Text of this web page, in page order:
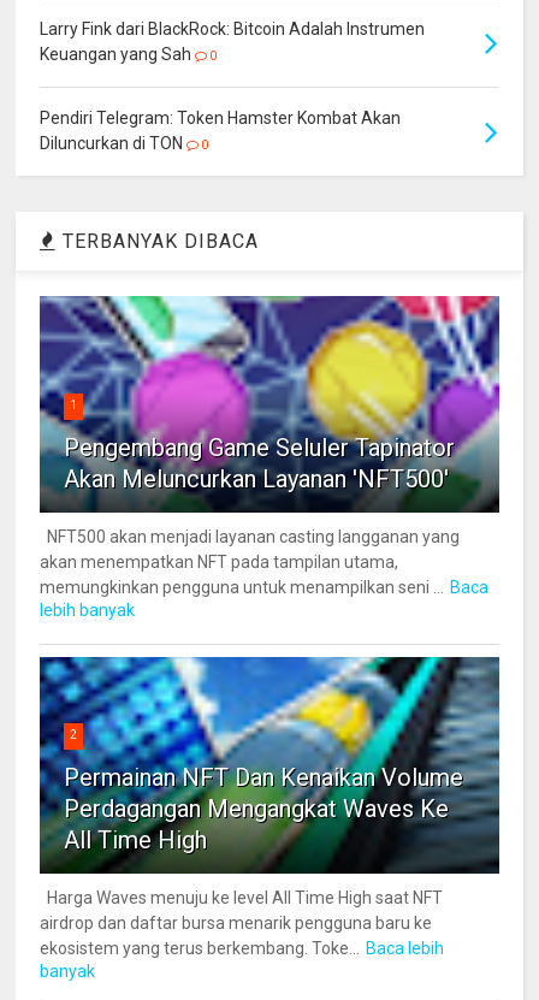
Larry Fink dari BlackRock: Bitcoin Adalah Instrumen
Keuangan yang Sah
0
Pendiri Telegram: Token Hamster Kombat Akan
Diluncurkan di TON
0
TERBANYAK DIBACA
1
Pengembang Game Seluler Tapinator
Akan Meluncurkan Layanan 'NFT500'
NFT500 akan menjadi layanan casting langganan yang
akan menempatkan NFT pada tampilan utama,
memungkinkan pengguna untuk menampilkan seni ...
Baca
lebih banyak
2
Permainan NFT Dan Kenaikan Volume
Perdagangan Mengangkat Waves Ke
All Time High
Harga Waves menuju ke level All Time High saat NFT
airdrop dan daftar bursa menarik pengguna baru ke
ekosistem yang terus berkembang. Toke...
Baca lebih
banyak